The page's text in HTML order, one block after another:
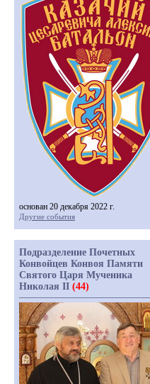
основан 20 декабря 2022 г.
Другие события
Подразделение Почетных
Конвойцев Конвоя Памяти
Святого Царя Мученика
Николая II (44)